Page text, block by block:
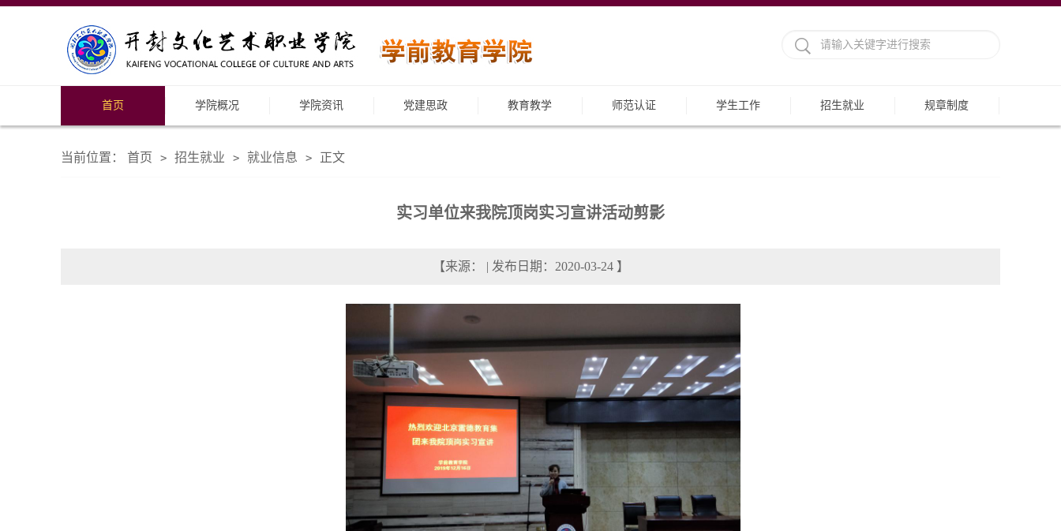
首页 学院概况 学院资讯 党建思政 教育教学 师范认证 学生工作 招生就业 规章制度
当前位置： 首页 > 招生就业 > 就业信息 > 正文
实习单位来我院顶岗实习宣讲活动剪影
【来源： | 发布日期：2020-03-24 】